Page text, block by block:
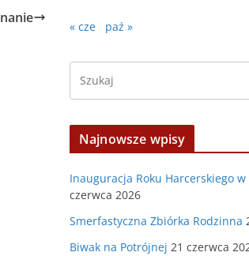
« cze paź »
Najnowsze wpisy
Inauguracja Roku Harcerskiego
czerwca 2026
Smerfastyczna Zbiórka Rodzinna
Biwak na Potrójnej 21 czerwca